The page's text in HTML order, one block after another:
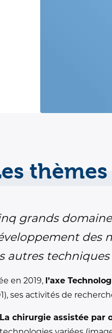
grands
des
autres
en 2019, l’axe
ses activités de
La chirurgie assistée par